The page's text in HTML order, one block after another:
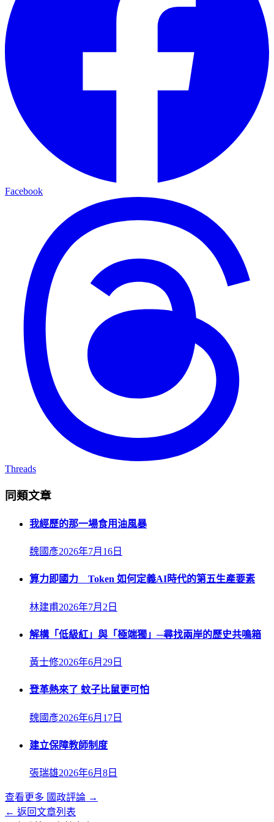
Facebook
Threads
同類文章
我經歷的那一場食用油風暴
魏國彥2026年7月16日
算力即國力 Token 如何定義AI時代的第五生產要素
林建甫2026年7月2日
解構「低級紅」與「極端獨」─尋找兩岸的歷史共鳴箱
黃士修2026年6月29日
登革熱來了 蚊子比鼠更可怕
魏國彥2026年6月17日
建立保障教師制度
張瑞雄2026年6月8日
查看更多 國政評論 →
← 返回文章列表